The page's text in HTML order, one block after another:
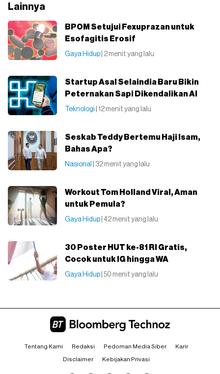
Lainnya
BPOM Setujui Fexuprazan untuk
Esofagitis Erosif
Gaya Hidup | 2 menit yang lalu
Startup Asal Selaindia Baru Bikin
Peternakan Sapi Dikendalikan AI
Teknologi | 12 menit yang lalu
Seskab Teddy Bertemu Haji Isam,
Bahas Apa?
Nasional | 32 menit yang lalu
Workout Tom Holland Viral, Aman
untuk Pemula?
Gaya Hidup | 42 menit yang lalu
30 Poster HUT ke-81 RI Gratis,
Cocok untuk IG hingga WA
Gaya Hidup | 50 menit yang lalu
Tentang Kami Redaksi Pedoman Media Siber Karir
Disclaimer Kebijakan Privasi